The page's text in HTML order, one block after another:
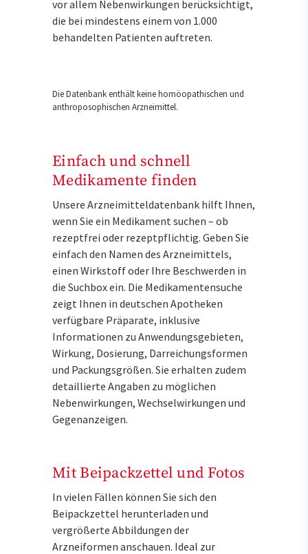
vor allem Nebenwirkungen berücksichtigt,
die bei mindestens einem von 1.000
behandelten Patienten auftreten.
Die Datenbank enthält keine homöopathischen und
anthroposophischen Arzneimittel.
Einfach und schnell
Medikamente finden
Unsere Arzneimitteldatenbank hilft Ihnen,
wenn Sie ein Medikament suchen – ob
rezeptfrei oder rezeptpflichtig. Geben Sie
einfach den Namen des Arzneimittels,
einen Wirkstoff oder Ihre Beschwerden in
die Suchbox ein. Die Medikamentensuche
zeigt Ihnen in deutschen Apotheken
verfügbare Präparate, inklusive
Informationen zu Anwendungsgebieten,
Wirkung, Dosierung, Darreichungsformen
und Packungsgrößen. Sie erhalten zudem
detaillierte Angaben zu möglichen
Nebenwirkungen, Wechselwirkungen und
Gegenanzeigen.
Mit Beipackzettel und Fotos
In vielen Fällen können Sie sich den
Beipackzettel herunterladen und
vergrößerte Abbildungen der
Arzneiformen anschauen. Ideal zur